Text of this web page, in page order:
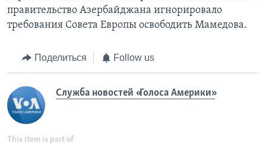
правительство Азербайджана игнорировало
требования Совета Европы освободить Мамедова.
Поделиться Follow us
Служба новостей «Голоса Америки»
This item is part of